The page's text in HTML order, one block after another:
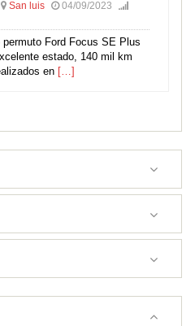
San luis
04/09/2023
Ford Focus SE Plus
estado, 140 mil km
en […]